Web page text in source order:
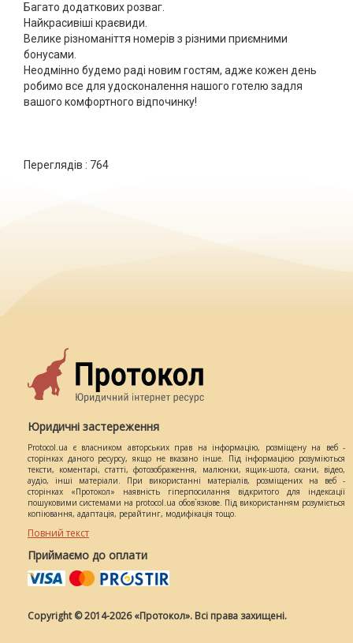
Багато додаткових розваг.
Найкрасивіші краєвиди.
Велике різноманіття номерів з різними приємними
бонусами.
Неодмінно будемо раді новим гостям, адже кожен день
робимо все для удосконалення нашого готелю задля
вашого комфортного відпочинку!
Переглядів : 764
Юридичні застереження
Protocol.ua є власником авторських прав на інформацію, розміщену на веб -
сторінках даного ресурсу, якщо не вказано інше. Під інформацією розуміються
тексти, коментарі, статті, фотозображення, малюнки, ящик-шота, скани, відео,
аудіо, інші матеріали. При використанні матеріалів, розміщених на веб -
сторінках «Протокол» наявність гіперпосилання відкритого для індексації
пошуковими системами на protocol.ua обов`язкове. Під використанням розуміється
копіювання, адаптація, рерайтинг, модифікація тощо.
Повний текст
Приймаємо до оплати
Copyright © 2014-2026 «Протокол». Всі права захищені.